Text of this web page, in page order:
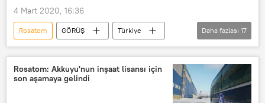
4 Mart 2020, 16:36
Rosatom GÖRÜŞ
Türkiye
DÜNYA
Haberler
TÜRKİYE
Rusya
Akkuyu
Akkuyu NGS
Daha fazlası 17
Rosatom: Akkuyu'nun inşaat lisansı için
son aşamaya gelindi